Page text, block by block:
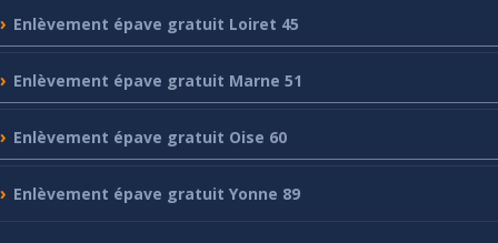
Enlèvement épave gratuit Loiret 45
Enlèvement épave gratuit Marne 51
Enlèvement épave gratuit Oise 60
Enlèvement épave gratuit Yonne 89